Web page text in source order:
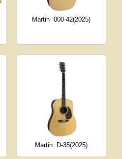
Martin 000-42(2025)
Martin D-35(2025)